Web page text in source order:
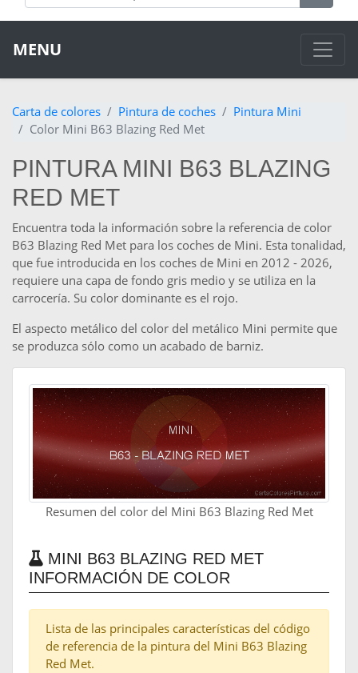
MENU
Carta de colores Pintura de coches
Pintura Mini
Color Mini B63 Blazing Red Met
PINTURA MINI B63 BLAZING
RED MET
Encuentra toda la información sobre la referencia de color
B63 Blazing Red Met para los coches de Mini. Esta tonalidad,
que fue introducida en los coches de Mini en 2012 - 2026,
requiere una capa de fondo gris medio y se utiliza en la
carrocería. Su color dominante es el rojo.
El aspecto metálico del color del metálico Mini permite que
se produzca sólo como un acabado de barniz.
Resumen del color del Mini B63 Blazing Red Met
MINI B63 BLAZING RED MET
INFORMACIÓN DE COLOR
Lista de las principales características del código
de referencia de la pintura del Mini B63 Blazing
Red Met.